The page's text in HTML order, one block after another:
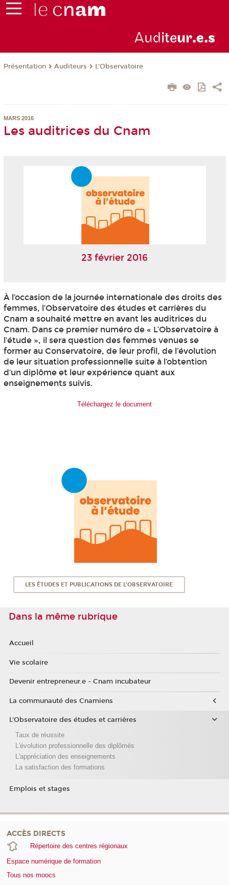
Auditeur.e.s
Présentation Auditeurs L'Observatoire
MARS 2016
Les auditrices du Cnam
23 février 2016
À l’occasion de la journée internationale des droits des
femmes, l’Observatoire des études et carrières du
Cnam a souhaité mettre en avant les auditrices du
Cnam. Dans ce premier numéro de « L’Observatoire à
l’étude », il sera question des femmes venues se
former au Conservatoire, de leur profil, de l’évolution
de leur situation professionnelle suite à l’obtention
d’un diplôme et leur expérience quant aux
enseignements suivis.
Téléchargez le document
LES ÉTUDES ET PUBLICATIONS DE L'OBSERVATOIRE
Dans la même rubrique
Accueil
Vie scolaire
Devenir entrepreneur.e - Cnam incubateur
La communauté des Cnamiens
L'Observatoire des études et carrières
Taux de réussite
L'évolution professionnelle des diplômés
L'appréciation des enseignements
La satisfaction des formations
Emplois et stages
ACCÈS DIRECTS
Répertoire des centres régionaux
Espace numérique de formation
Tous nos moocs